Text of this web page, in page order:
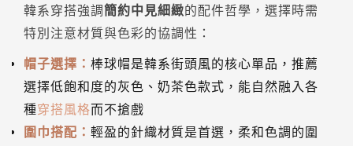
韓系穿搭強調簡約中見細緻的配件哲學，選擇時需
特別注意材質與色彩的協調性：
帽子選擇： 棒球帽是韓系街頭風的核心單品，推薦
選擇低飽和度的灰色、奶茶色款式，能自然融入各
種穿搭風格而不搶戲
圍巾搭配： 輕盈的針織材質是首選，柔和色調的圍